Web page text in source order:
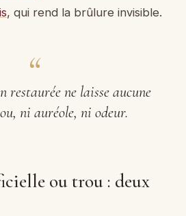
, qui rend la brûlure invisible.
restaurée ne laisse aucune
ni auréole, ni odeur.
ou trou : deux